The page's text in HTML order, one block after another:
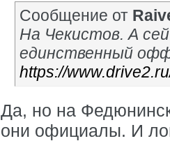
Сообщение от
На Чекистов. А
единственный
https://
Да, но на
они официалы. И